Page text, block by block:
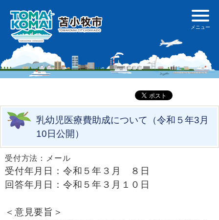
乳幼児医療費助成について（令和５年3月
10日公開）
受付方法：メール
受付年月日：令和５年３月 ８日
回答年月日：令和５年３月１０日
＜意見要旨＞